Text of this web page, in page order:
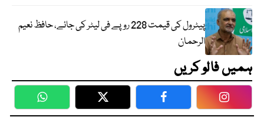
پیٹرول کی قیمت 228 روپے فی لیٹر کی جائے، حافظ نعیم
الرحمان
ہمیں فالو کریں
WhatsApp Twitter Facebook